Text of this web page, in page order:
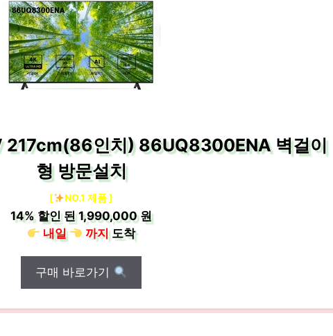
217cm(86인치) 86UQ8300ENA 벽걸이
형 방문설치
[ NO.1 제품 ]
14%할인 된1,990,000 원
내일
까지도착
구매 바로가기